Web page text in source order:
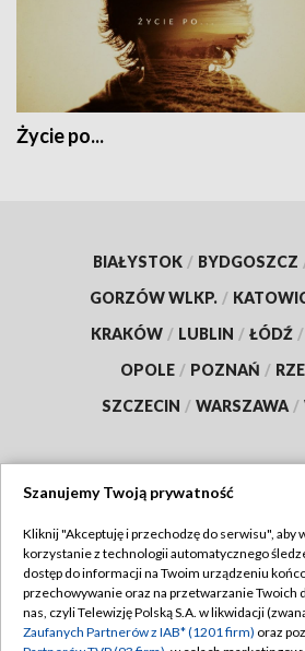
Życie po...
BIAŁYSTOK / BYDGOSZCZ
GORZÓW WLKP. /
KRAKÓW / LUBLIN / ŁÓDŹ /
OPOLE / POZNAŃ /
SZCZECIN / WARSZAWA /
TVP
Abonament TVP
Emisja w TVP
Regulamin
Polityka
Szanujemy Twoją prywatność
Kliknij "Akceptuję i przechodzę do serwisu", aby
korzystanie z technologii automatycznego
dostęp do informacji na Twoim urządzeniu
przechowywanie oraz na przetwarzanie Twoich
nas, czyli Telewizję Polską S.A. w likwidacji
Zaufanych Partnerów z IAB* (1201 firm) oraz